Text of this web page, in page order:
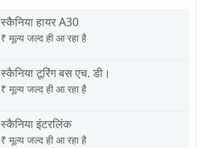
स्कैनिया हायर A30
₹ मूल्य जल्द ही आ रहा है
स्कैनिया टूरिंग बस एच. डी।
₹ मूल्य जल्द ही आ रहा है
स्कैनिया इंटरलिंक
₹ मूल्य जल्द ही आ रहा है